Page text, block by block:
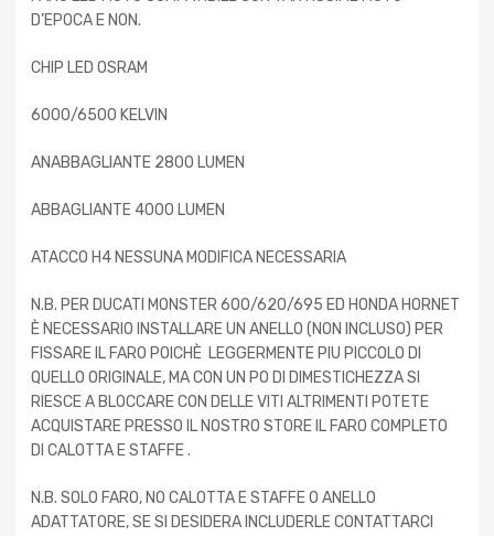
D’EPOCA E NON.
CHIP LED OSRAM
6000/6500 KELVIN
ANABBAGLIANTE 2800 LUMEN
ABBAGLIANTE 4000 LUMEN
ATACCO H4 NESSUNA MODIFICA NECESSARIA
N.B. PER DUCATI MONSTER 600/620/695 ED HONDA HORNET
È NECESSARIO INSTALLARE UN ANELLO (NON INCLUSO) PER
FISSARE IL FARO POICHÈ LEGGERMENTE PIU PICCOLO DI
QUELLO ORIGINALE, MA CON UN PO DI DIMESTICHEZZA SI
RIESCE A BLOCCARE CON DELLE VITI ALTRIMENTI POTETE
ACQUISTARE PRESSO IL NOSTRO STORE IL FARO COMPLETO
DI CALOTTA E STAFFE .
N.B. SOLO FARO, NO CALOTTA E STAFFE O ANELLO
ADATTATORE, SE SI DESIDERA INCLUDERLE CONTATTARCI